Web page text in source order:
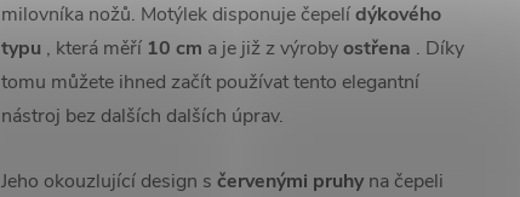
milovníka nožů. Motýlek disponuje čepelídýkového
typu , která měří 10 cm a je již z výrobyostřena . Díky
tomu můžete ihned začít používat tento elegantní
nástroj bez dalších dalších úprav.
Jeho okouzlující design s červenými pruhy na čepeli